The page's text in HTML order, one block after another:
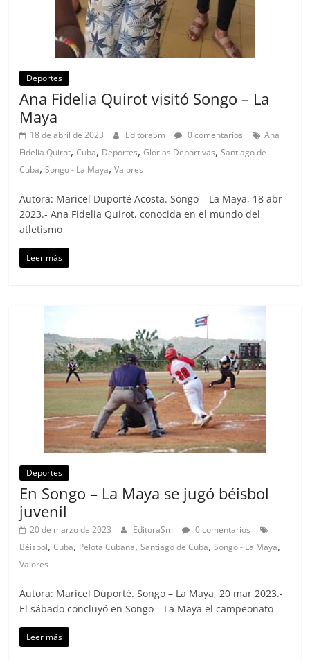
Deportes
Ana Fidelia Quirot visitó Songo – La
Maya
18 de abril de 2023 EditoraSm 0 comentarios
Ana
Fidelia Quirot,Cuba, Deportes,Glorias Deportivas,Santiago de
Cuba,Songo - La Maya,Valores
Autora: Maricel Duporté Acosta. Songo – La Maya, 18 abr
2023.- Ana Fidelia Quirot, conocida en el mundo del
atletismo
Leer más
Deportes
En Songo – La Maya se jugó béisbol
juvenil
20 de marzo de 2023 EditoraSm
0 comentarios
Béisbol,Cuba, Pelota Cubana,Santiago de Cuba,Songo - La Maya,
Valores
Autora: Maricel Duporté. Songo – La Maya, 20 mar 2023.-
El sábado concluyó en Songo – La Maya el campeonato
Leer más